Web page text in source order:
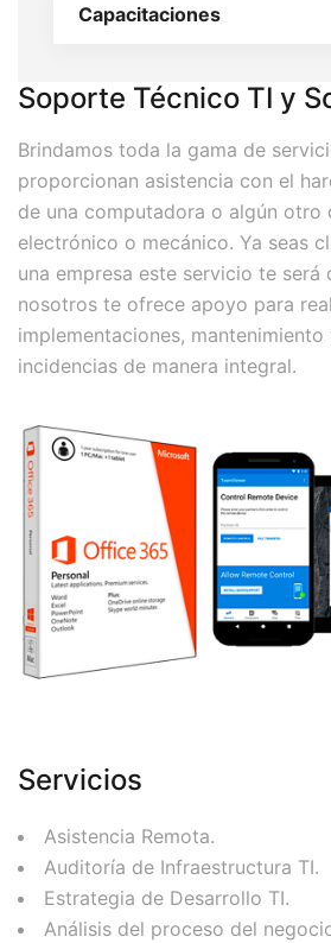
Capacitaciones
Soporte Técnico TI y
Brindamos toda la gama de
proporcionan asistencia con el
de una computadora o algún otro
electrónico o mecánico. Ya seas
una empresa este servicio te será
nosotros te ofrece apoyo para
implementaciones,
incidencias de manera integral.
Servicios
Asistencia Remota.
Auditoría de Infraestructura TI.
Estrategia de Desarrollo TI.
Análisis del proceso del